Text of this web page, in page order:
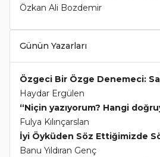
Özkan Ali Bozdemir
Günün Yazarları
Özgeci Bir Özge Denemeci:
Haydar Ergülen
“Niçin yazıyorum? Hangi
Fulya Kılınçarslan
İyi Öyküden Söz Ettiğimizde
Banu Yıldıran Genç